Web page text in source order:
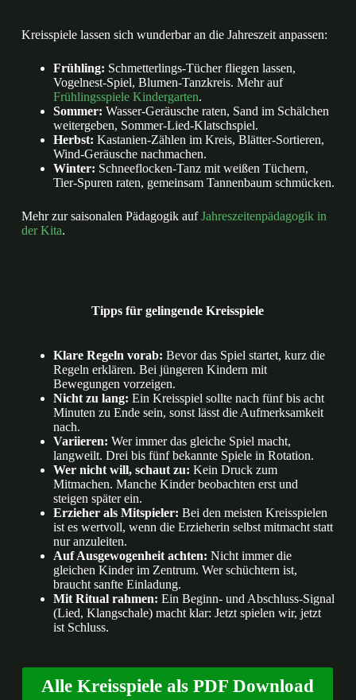
Kreisspiele lassen sich wunderbar an die Jahreszeit anpassen:
Frühling: Schmetterlings-Tücher fliegen lassen,
Vogelnest-Spiel, Blumen-Tanzkreis. Mehr auf
Frühlingsspiele Kindergarten.
Sommer: Wasser-Geräusche raten, Sand im Schälchen
weitergeben, Sommer-Lied-Klatschspiel.
Herbst: Kastanien-Zählen im Kreis, Blätter-Sortieren,
Wind-Geräusche nachmachen.
Winter: Schneeflocken-Tanz mit weißen Tüchern,
Tier-Spuren raten, gemeinsam Tannenbaum schmücken.
Mehr zur saisonalen Pädagogik aufJahreszeitenpädagogik in
der Kita.
Tipps für gelingende Kreisspiele
Klare Regeln vorab: Bevor das Spiel startet, kurz die
Regeln erklären. Bei jüngeren Kindern mit
Bewegungen vorzeigen.
Nicht zu lang: Ein Kreisspiel sollte nach fünf bis acht
Minuten zu Ende sein, sonst lässt die Aufmerksamkeit
nach.
Variieren: Wer immer das gleiche Spiel macht,
langweilt. Drei bis fünf bekannte Spiele in Rotation.
Wer nicht will, schaut zu: Kein Druck zum
Mitmachen. Manche Kinder beobachten erst und
steigen später ein.
Erzieher als Mitspieler: Bei den meisten Kreisspielen
ist es wertvoll, wenn die Erzieherin selbst mitmacht statt
nur anzuleiten.
Auf Ausgewogenheit achten: Nicht immer die
gleichen Kinder im Zentrum. Wer schüchtern ist,
braucht sanfte Einladung.
Mit Ritual rahmen: Ein Beginn- und Abschluss-Signal
(Lied, Klangschale) macht klar: Jetzt spielen wir, jetzt
ist Schluss.
Alle Kreisspiele als PDF Download